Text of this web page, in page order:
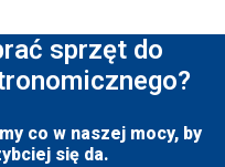
sprzęt do
co w naszej mocy, by
się da.